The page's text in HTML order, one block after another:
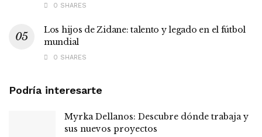
0 SHARES
Los hijos de Zidane: talento y legado en el fútbol
mundial
0 SHARES
Podría interesarte
Myrka Dellanos: Descubre dónde trabaja y
sus nuevos proyectos